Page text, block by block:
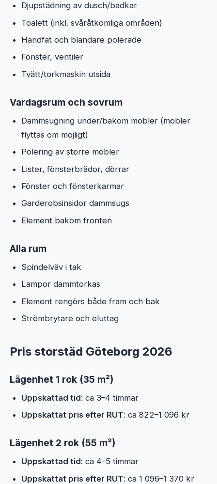
Djupstädning av dusch/badkar
Toalett (inkl. svåråtkomliga områden)
Handfat och blandare polerade
Fönster, ventiler
Tvätt/torkmaskin utsida
Vardagsrum och sovrum
Dammsugning under/bakom möbler (möbler
flyttas om möjligt)
Polering av större möbler
Lister, fönsterbrädor, dörrar
Fönster och fönsterkarmar
Garderobsinsidor dammsugs
Element bakom fronten
Alla rum
Spindelväv i tak
Lampor dammtorkas
Element rengörs både fram och bak
Strömbrytare och eluttag
Pris storstäd Göteborg 2026
Lägenhet 1 rok (35 m²)
Uppskattad tid: ca 3–4 timmar
Uppskattat pris efter RUT: ca 822–1 096 kr
Lägenhet 2 rok (55 m²)
Uppskattad tid: ca 4–5 timmar
Uppskattat pris efter RUT: ca 1 096–1 370 kr